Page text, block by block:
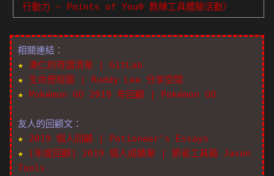
行動力 ~ Points of You® 教練工具體驗活動〉
相關連結：
★ 凍仁的待讀清單 | GitLab
★ 生命歷程圖 | Ruddy Lee 分享空間
★ Pokémon GO 2019 年回顧 | Pokémon GO
友人的回顧文：
★ 2019 個人回顧 | Potioneer's Essays
★
[年度回顧] 2019 個人成績單 | 節省工具箱 Jason
Tools